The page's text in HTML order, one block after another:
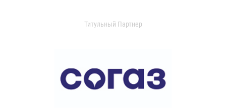
Титульный Партнер